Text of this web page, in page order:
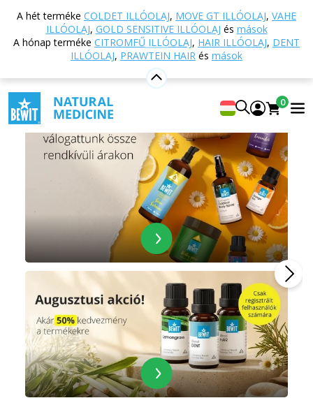
A hét terméke COLDET ILLÓOLAJ, MOVE GT ILLÓOLAJ, VAHE
ILLÓOLAJ, GOLD SENSITIVE ILLÓOLAJ és mások
A hónap terméke CITROMFŰ ILLÓOLAJ, HAIR ILLÓOLAJ, DENT
ILLÓOLAJ, PRAWTEIN HAIR és mások
0